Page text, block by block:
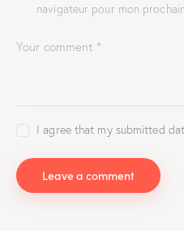
navigateur pour mon
I agree that my submitted